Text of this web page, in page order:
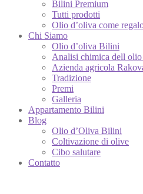
Bilini Premium
Tutti prodotti
Olio d’oliva come
Chi Siamo
Olio d’oliva Bilini
Analisi chimica dell
Azienda agricola
Tradizione
Premi
Galleria
Appartamento Bilini
Blog
Olio d’Oliva Bilini
Coltivazione di olive
Cibo salutare
Contatto